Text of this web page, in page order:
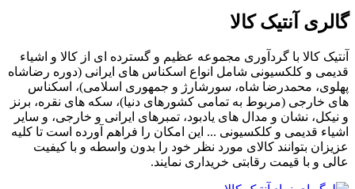
گالری آنتیک کالا
آنتیک کالا با گردآوری مجموعه عظیم و گسترده ای از کالا و اشیاء
قدیمی و کلکسیونی شامل انواع اسکناس های ایرانی (دوره رضاشاه
پهلوی، محمدرضا شاه، سورشارژ و جمهوری اسلامی)، اسکناس
های خارجی (مربوط به تمامی کشورهای دنیا)، سکه های نقره، برنز
و نیکل، نشان و مدال های یادبود، تمبرهای ایرانی و خارجی، و سایر
اشیاء قدیمی و کلکسیونی ... این امکان را فراهم آورده است تا کلیه
عزیزان بتوانند کالای مورد نظر خود را بدون واسطه و با کیفیت
عالی و با قیمت رقابتی خریداری نمایند.